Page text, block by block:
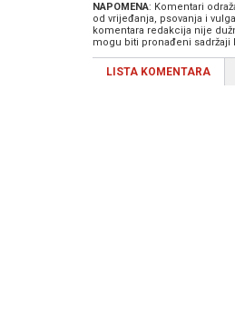
NAPOMENA: Komentari
od vrijeđanja, psovanja i
komentara redakcija nije
mogu biti pronađeni
LISTA KOMENTARA